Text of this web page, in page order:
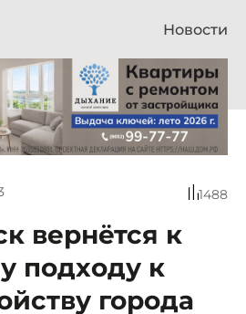
Новости
1488
вернётся к
подходу к
города